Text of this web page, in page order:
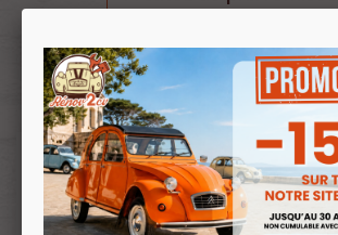
Souscrire
au clubRenov
Bloc feu complet rouge mehari et ak
Pour voir la vidéo de cet article